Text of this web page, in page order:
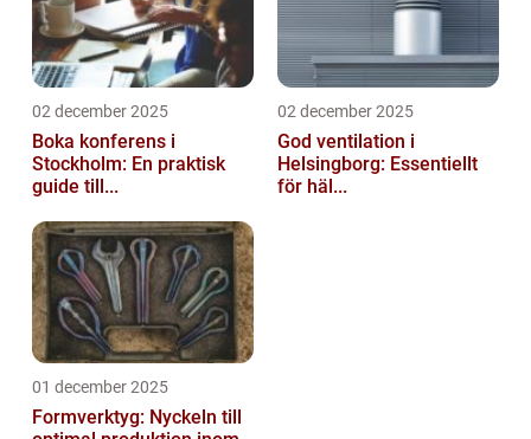
02 december 2025
Boka konferens i
Stockholm: En praktisk
guide till...
02 december 2025
God ventilation i
Helsingborg: Essentiellt
för häl...
01 december 2025
Formverktyg: Nyckeln till